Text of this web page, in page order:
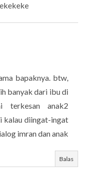
bapaknya. btw,
banyak dari ibu di
terkesan anak2
kalau diingat-ingat
imran dan anak
Balas